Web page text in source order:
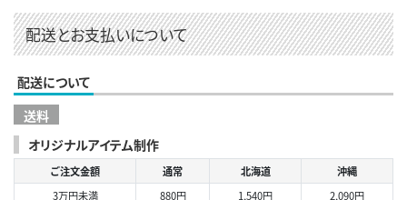
配送とお支払いについて
配送について
送料
オリジナルアイテム制作
ご注文金額 通常 北海道
沖縄
3万円未満
880円 1,540円
2,090円